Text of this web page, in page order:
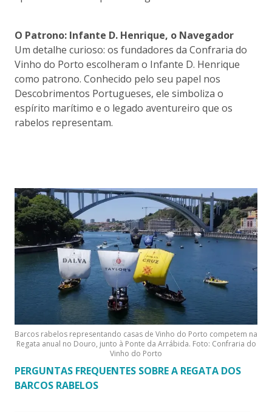
O Patrono: Infante D. Henrique, o Navegador
Um detalhe curioso: os fundadores da Confraria do
Vinho do Porto escolheram o Infante D. Henrique
como patrono. Conhecido pelo seu papel nos
Descobrimentos Portugueses, ele simboliza o
espírito marítimo e o legado aventureiro que os
rabelos representam.
Barcos rabelos representando casas de Vinho do Porto competem na
Regata anual no Douro, junto à Ponte da Arrábida. Foto: Confraria do
Vinho do Porto
PERGUNTAS FREQUENTES SOBRE A REGATA DOS
BARCOS RABELOS